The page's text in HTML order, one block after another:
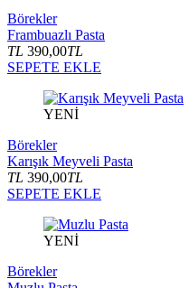
Börekler
Frambuazlı Pasta
TL 390,00TL
SEPETE EKLE
YENİ
Börekler
Karışık Meyveli Pasta
TL 390,00TL
SEPETE EKLE
YENİ
Börekler